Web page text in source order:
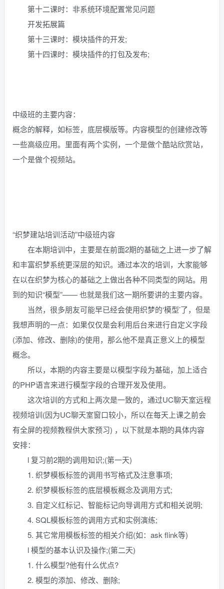
第十二课时：非系统环境配置常见问题
开发拓展篇
第十三课时：模块插件的开发;
第十四课时：模块插件的打包及发布;
中级班的主要内容：
概念的解释，如标签，底层模版等。内容模型的创建修改等
一些高级应用。里面有两个实例，一个是做个酷站欣赏站，
一个是做个视频站。
“织梦建站培训活动”中级班内容
在本期培训中，主要是在前面2期的基础之上进一步了解
和丰富织梦系统更深层的知识。通过本次的培训，大家能够
在以在织梦为核心的基础之上做出各种不同类型的网站。用
到的知识“模型”—— 也就是我们这一期所要讲的主要内容。
当然，很多朋友可能早已经会使用织梦的‘模型’了，但是
我想声明的一点：如果仅仅是会利用后台来进行自定义字段
(添加、修改、删除)的使用，那么他不是真正意义上的模型
概念。
所以，本期的内容主要是以模型字段为基础，加上适合
的PHP语言来进行模型字段的合理开发及使用。
这次培训的方式和上两次是一致的，通过UC聊天室远程
视频培训(因为UC聊天室窗口较小，所以在每天上课之前会
有全屏的视频教程供大家预习) ，以下就是本期的具体内容
安排：
l 复习前2期的调用知识;(第一天)
1. 织梦模板标签的调用书写格式及注意事项;
2. 织梦模板标签的底层模板概念及调用方式;
3. 自定义红标记、智能标记向导调用方式和相关说明;
4. SQL模板标签的调用方式和实例演练;
5. 其它常用模板标签的相关介绍(如：ask flink等)
l 模型的基本认识及操作;(第二天)
1. 什么模型?他有什么优点?
2. 模型的添加、修改、删除;